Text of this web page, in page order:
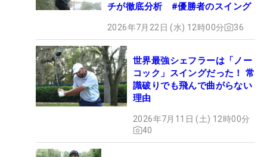
チが徹底分析 #優勝者のスイング
2026年7月22日 (水) 12時00分 36
世界最強シェフラーは「ノー
コック」スイングだった！ 常
識破りでも飛んで曲がらない
理由
2026年7月11日 (土) 12時00分
40